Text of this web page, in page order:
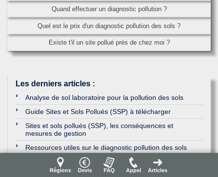
Quand effectuer un diagnostic pollution ?
Quel est le prix d'un diagnostic pollution des sols ?
Existe t'il un site pollué près de chez moi ?
Les derniers articles :
Analyse de sol laboratoire pour la pollution des sols
Guide Sites et Sols Pollués (SSP) à télécharger
Sites et sols pollués (SSP), les conséquences et
mesures de gestion
Ressources utiles sur le diagnostic pollution des sols
Régions Devis FAQ Appel Articles